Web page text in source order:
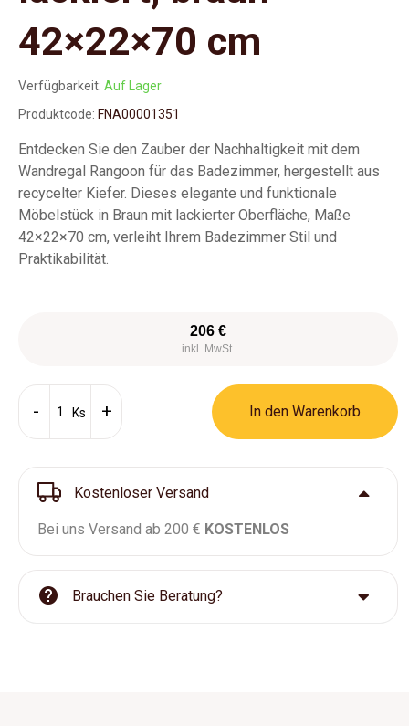
42×22×70 cm
Verfügbarkeit: Auf Lager
Produktcode: FNA00001351
Entdecken Sie den Zauber der Nachhaltigkeit mit dem
Wandregal Rangoon für das Badezimmer, hergestellt aus
recycelter Kiefer. Dieses elegante und funktionale
Möbelstück in Braun mit lackierter Oberfläche, Maße
42×22×70 cm, verleiht Ihrem Badezimmer Stil und
Praktikabilität.
206 €
inkl. MwSt.
Ks In den Warenkorb
Kostenloser Versand
Bei uns Versand ab 200 € KOSTENLOS
Brauchen Sie Beratung?